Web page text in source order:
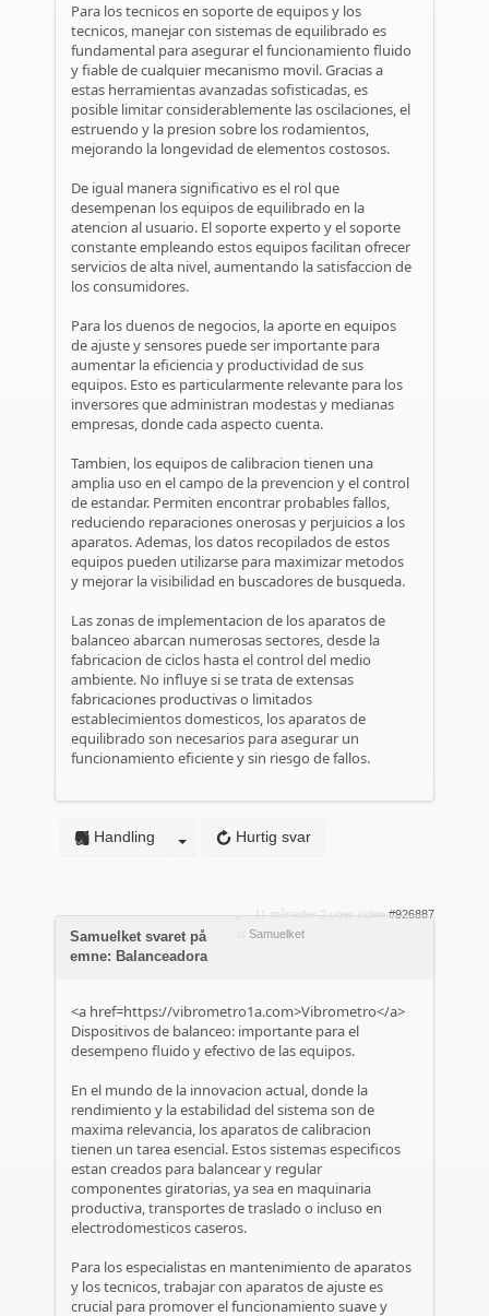
Para los tecnicos en soporte de equipos y los
tecnicos, manejar con sistemas de equilibrado es
fundamental para asegurar el funcionamiento fluido
y fiable de cualquier mecanismo movil. Gracias a
estas herramientas avanzadas sofisticadas, es
posible limitar considerablemente las oscilaciones, el
estruendo y la presion sobre los rodamientos,
mejorando la longevidad de elementos costosos.
De igual manera significativo es el rol que
desempenan los equipos de equilibrado en la
atencion al usuario. El soporte experto y el soporte
constante empleando estos equipos facilitan ofrecer
servicios de alta nivel, aumentando la satisfaccion de
los consumidores.
Para los duenos de negocios, la aporte en equipos
de ajuste y sensores puede ser importante para
aumentar la eficiencia y productividad de sus
equipos. Esto es particularmente relevante para los
inversores que administran modestas y medianas
empresas, donde cada aspecto cuenta.
Tambien, los equipos de calibracion tienen una
amplia uso en el campo de la prevencion y el control
de estandar. Permiten encontrar probables fallos,
reduciendo reparaciones onerosas y perjuicios a los
aparatos. Ademas, los datos recopilados de estos
equipos pueden utilizarse para maximizar metodos
y mejorar la visibilidad en buscadores de busqueda.
Las zonas de implementacion de los aparatos de
balanceo abarcan numerosas sectores, desde la
fabricacion de ciclos hasta el control del medio
ambiente. No influye si se trata de extensas
fabricaciones productivas o limitados
establecimientos domesticos, los aparatos de
equilibrado son necesarios para asegurar un
funcionamiento eficiente y sin riesgo de fallos.
Hurtig svar
Handling
11 måneder 2 uger siden #926887
Samuelket
Samuelket svaret på
emne: Balanceadora
<a href=https://vibrometro1a.com>Vibrometro</a>
Dispositivos de balanceo: importante para el
desempeno fluido y efectivo de las equipos.
En el mundo de la innovacion actual, donde la
rendimiento y la estabilidad del sistema son de
maxima relevancia, los aparatos de calibracion
tienen un tarea esencial. Estos sistemas especificos
estan creados para balancear y regular
componentes giratorias, ya sea en maquinaria
productiva, transportes de traslado o incluso en
electrodomesticos caseros.
Para los especialistas en mantenimiento de aparatos
y los tecnicos, trabajar con aparatos de ajuste es
crucial para promover el funcionamiento suave y